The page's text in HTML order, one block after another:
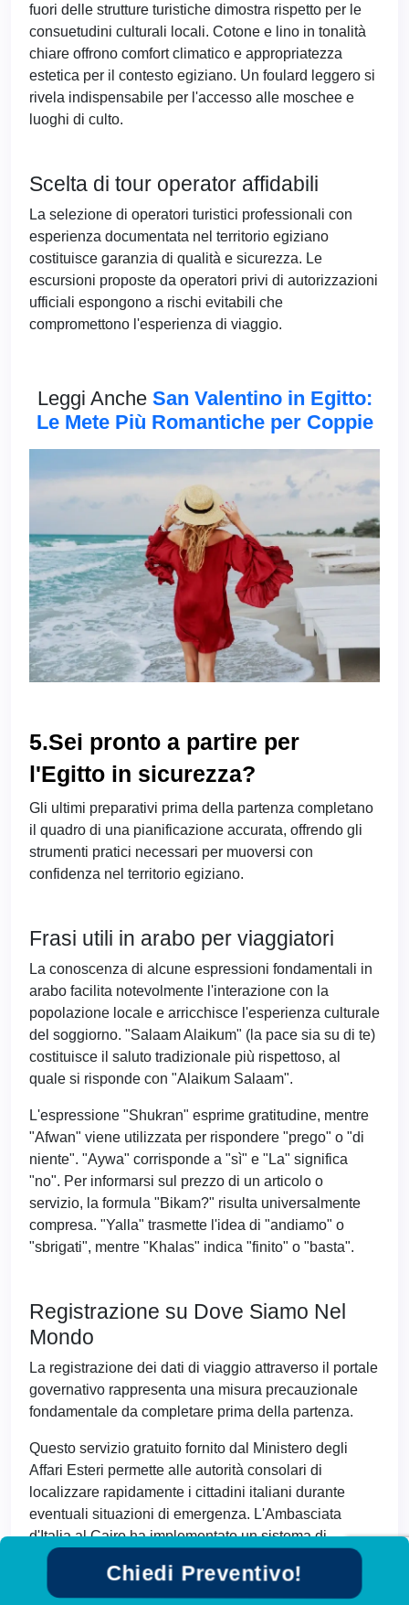
fuori delle strutture turistiche dimostra rispetto per le
consuetudini culturali locali. Cotone e lino in tonalità
chiare offrono comfort climatico e appropriatezza
estetica per il contesto egiziano. Un foulard leggero si
rivela indispensabile per l'accesso alle moschee e
luoghi di culto.
Scelta di tour operator affidabili
La selezione di operatori turistici professionali con
esperienza documentata nel territorio egiziano
costituisce garanzia di qualità e sicurezza. Le
escursioni proposte da operatori privi di autorizzazioni
ufficiali espongono a rischi evitabili che
compromettono l'esperienza di viaggio.
Leggi Anche San Valentino in Egitto:
Le Mete Più Romantiche per Coppie
5.Sei pronto a partire per
l'Egitto in sicurezza?
Gli ultimi preparativi prima della partenza completano
il quadro di una pianificazione accurata, offrendo gli
strumenti pratici necessari per muoversi con
confidenza nel territorio egiziano.
Frasi utili in arabo per viaggiatori
La conoscenza di alcune espressioni fondamentali in
arabo facilita notevolmente l'interazione con la
popolazione locale e arricchisce l'esperienza culturale
del soggiorno. "Salaam Alaikum" (la pace sia su di te)
costituisce il saluto tradizionale più rispettoso, al
quale si risponde con "Alaikum Salaam".
L'espressione "Shukran" esprime gratitudine, mentre
"Afwan" viene utilizzata per rispondere "prego" o "di
niente". "Aywa" corrisponde a "sì" e "La" significa
"no". Per informarsi sul prezzo di un articolo o
servizio, la formula "Bikam?" risulta universalmente
compresa. "Yalla" trasmette l'idea di "andiamo" o
"sbrigati", mentre "Khalas" indica "finito" o "basta".
Registrazione su Dove Siamo Nel
Mondo
La registrazione dei dati di viaggio attraverso il portale
governativo rappresenta una misura precauzionale
fondamentale da completare prima della partenza.
Questo servizio gratuito fornito dal Ministero degli
Affari Esteri permette alle autorità consolari di
localizzare rapidamente i cittadini italiani durante
eventuali situazioni di emergenza. L'Ambasciata
d'Italia al Cairo ha implementato un sistema di
comunicazione tramite SMS destinato ai connazionali
presenti sul territorio egiziano.
Chiedi Preventivo!